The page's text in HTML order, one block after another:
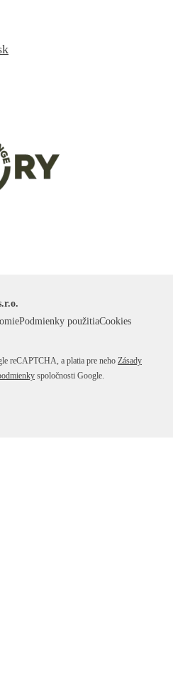
Podmienky použitiaCookies
reCAPTCHA, a platia pre neho Zásady
spoločnosti Google.